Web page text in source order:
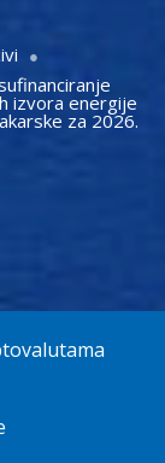
izvora energije
za 2026.